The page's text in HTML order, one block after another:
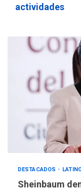
actividades
DESTACADOS
Sheinbaum